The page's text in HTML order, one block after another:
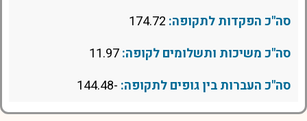
סה"כ הפקדות לתקופה:
סה"כ משיכות ותשלומים לקופה:
סה"כ העברות בין גופים לתקופה: -144.48